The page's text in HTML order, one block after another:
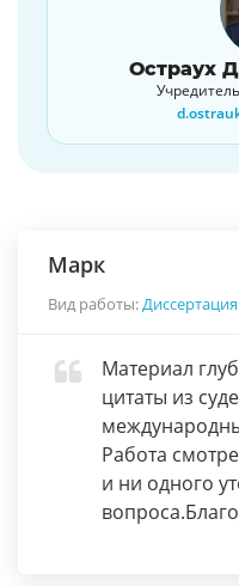
Остраух
Марк
Вид работы:Диссертация
Материал
цитаты из
Работа
и ни одного